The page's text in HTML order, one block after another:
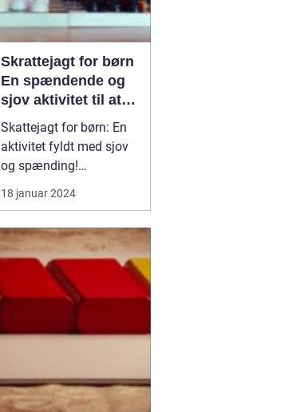
Skrattejagt for børn
En spændende og
sjov aktivitet til at
stimulere fantasi og
samarbejdsevner
Skattejagt for børn: En
aktivitet fyldt med sjov
og spænding!
Introduktion: At
arrangere en skattejagt
måde at skabe sjove og
mindeværdige øjeblikke
for både børn og voksne.
Det er en aktivitet, der
fantasi...
18 januar 2024